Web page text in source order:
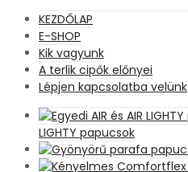
KEZDŐLAP
E-SHOP
Kik vagyunk
A terlik cipők előnyei
Lépjen kapcsolatba velünk
LIGHTY papucsok